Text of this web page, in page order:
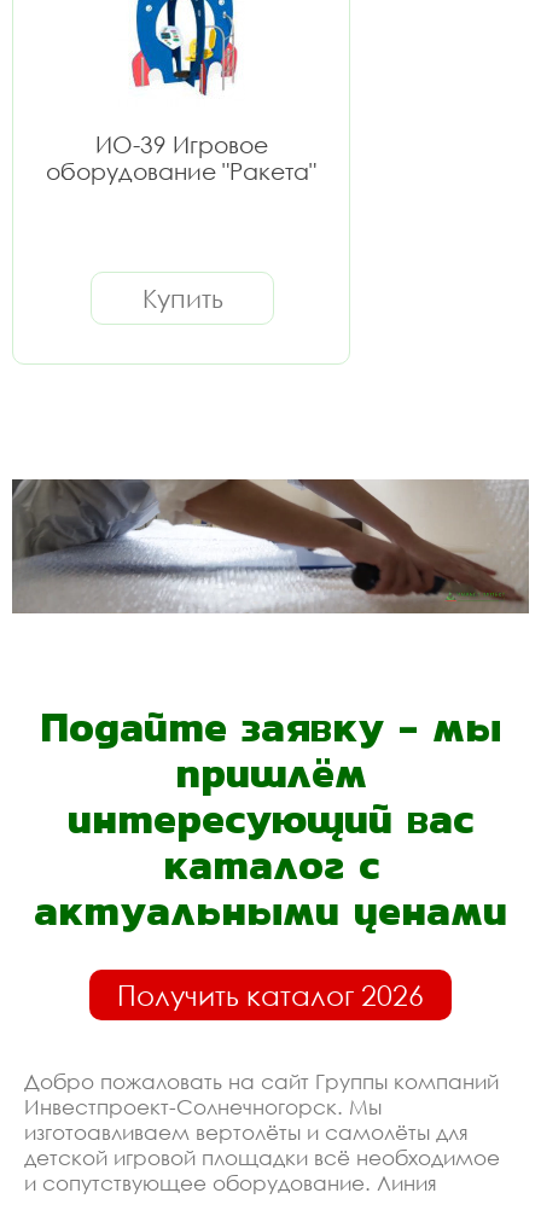
ИО-39 Игровое
оборудование "Ракета"
Купить
Подайте заявку - мы
пришлём
интересующий вас
каталог с
актуальными ценами
Получить каталог 2026
Добро пожаловать на сайт Группы компаний
Инвестпроект-Солнечногорск. Мы
изготоавливаем вертолёты и самолёты для
детской игровой площадки всё необходимое
и сопутствующее оборудование. Линия